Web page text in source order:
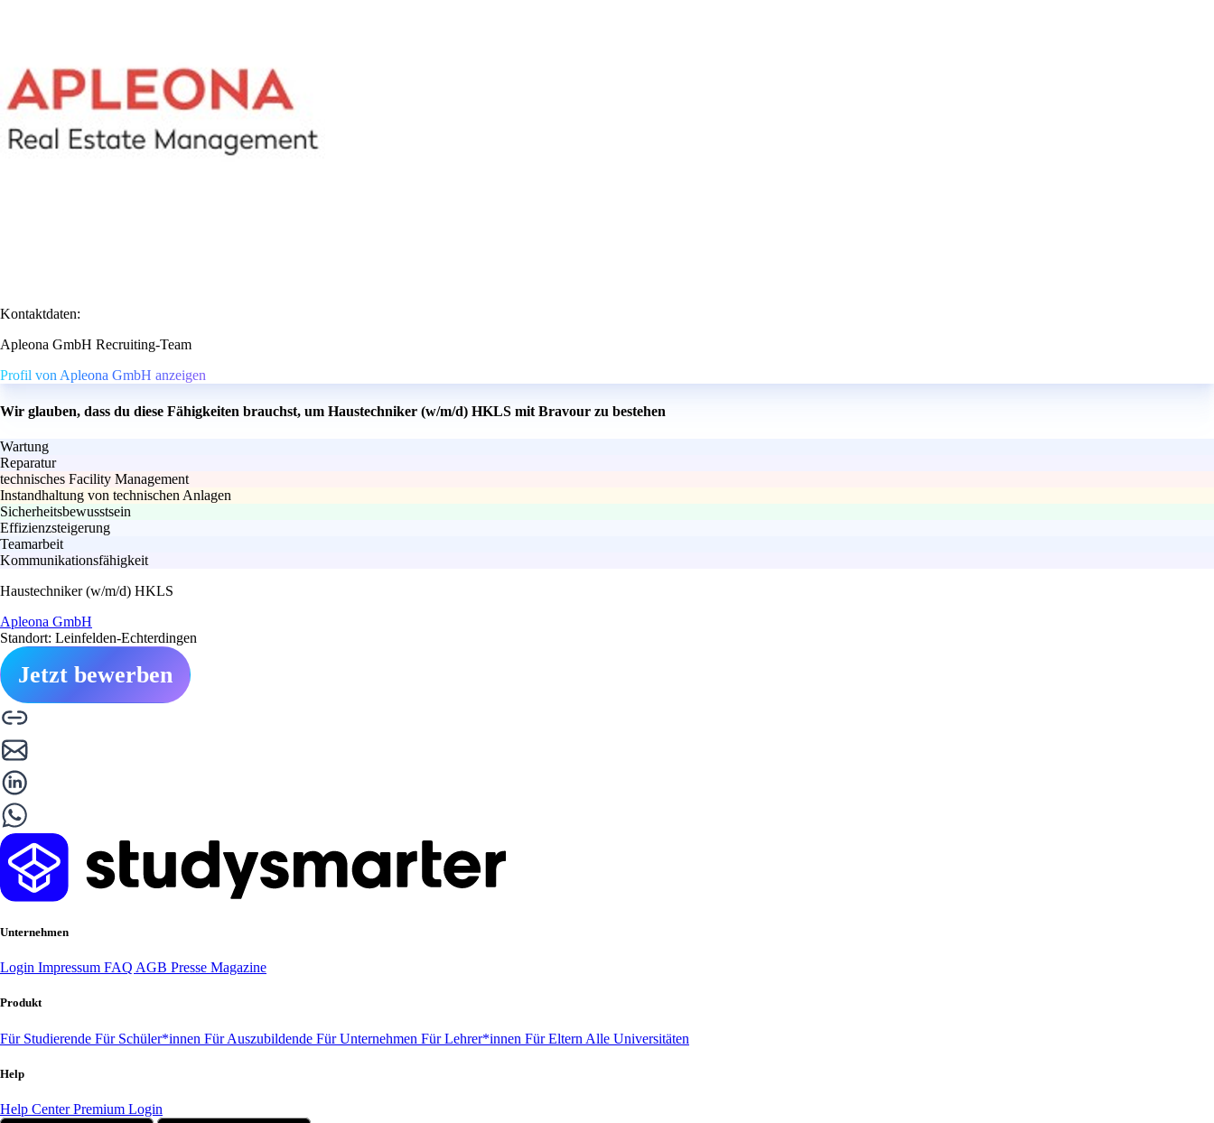
Kontaktdaten:
Apleona GmbH Recruiting-Team
Profil von Apleona GmbH anzeigen
Wir glauben, dass du diese Fähigkeiten brauchst, um Haustechniker (w/m/d) HKLS mit Bravour zu bestehen
Wartung
Reparatur
technisches Facility Management
Instandhaltung von technischen Anlagen
Sicherheitsbewusstsein
Effizienzsteigerung
Teamarbeit
Kommunikationsfähigkeit
Haustechniker (w/m/d) HKLS
Apleona GmbH
Standort: Leinfelden-Echterdingen
Jetzt bewerben
Unternehmen
Login Impressum FAQ AGB Presse Magazine
Produkt
Für Studierende Für Schüler*innen Für Auszubildende Für Unternehmen Für Lehrer*innen Für Eltern Alle Universitäten
Help
Help CenterPremium Login